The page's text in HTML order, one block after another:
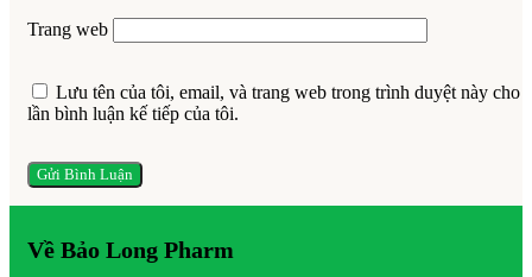
Trang web
Lưu tên của tôi, email, và trang web trong trình duyệt này cho
lần bình luận kế tiếp của tôi.
Về Bảo Long Pharm